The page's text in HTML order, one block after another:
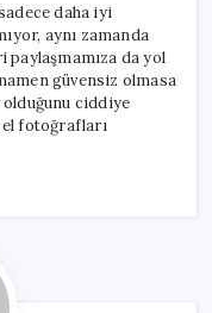
daha iyi
aynı zamanda
paylaşmamıza da yol
güvensiz olmasa
ciddiye
fotoğrafları